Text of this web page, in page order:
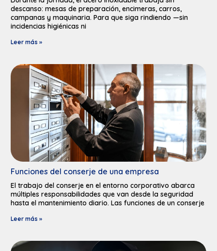
descanso: mesas de preparación, encimeras, carros,
campanas y maquinaria. Para que siga rindiendo —sin
incidencias higiénicas ni
Leer más »
Funciones del conserje de una empresa
El trabajo del conserje en el entorno corporativo abarca
múltiples responsabilidades que van desde la seguridad
hasta el mantenimiento diario. Las funciones de un conserje
Leer más »